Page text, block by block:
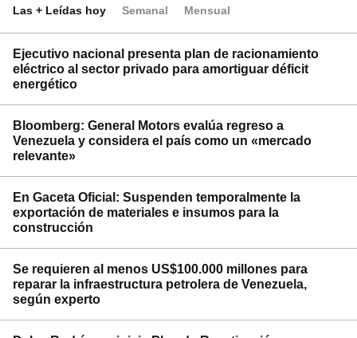
Las + Leídas hoy Semanal Mensual
Ejecutivo nacional presenta plan de racionamiento
eléctrico al sector privado para amortiguar déficit
energético
Bloomberg: General Motors evalúa regreso a
Venezuela y considera el país como un «mercado
relevante»
En Gaceta Oficial: Suspenden temporalmente la
exportación de materiales e insumos para la
construcción
Se requieren al menos US$100.000 millones para
reparar la infraestructura petrolera de Venezuela,
según experto